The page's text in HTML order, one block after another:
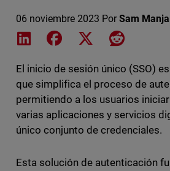
06 noviembre 2023 Por Sam
Share on LinkedIn
Share on Facebook
Share on XShare on
El inicio de sesión único (SSO)
que simplifica el proceso de
permitiendo a los usuarios
varias aplicaciones y servicios
único conjunto de credenciales.
Esta solución de autenticación